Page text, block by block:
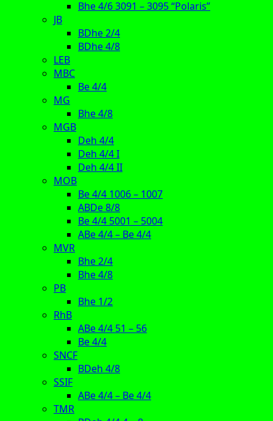
Bhe 4/6 3091 – 3095 “Polaris”
JB
BDhe 2/4
BDhe 4/8
LEB
MBC
Be 4/4
MG
Bhe 4/8
MGB
Deh 4/4
Deh 4/4 I
Deh 4/4 II
MOB
Be 4/4 1006 – 1007
ABDe 8/8
Be 4/4 5001 – 5004
ABe 4/4 – Be 4/4
MVR
Bhe 2/4
Bhe 4/8
PB
Bhe 1/2
RhB
ABe 4/4 51 – 56
Be 4/4
SNCF
BDeh 4/8
SSIF
ABe 4/4 – Be 4/4
TMR